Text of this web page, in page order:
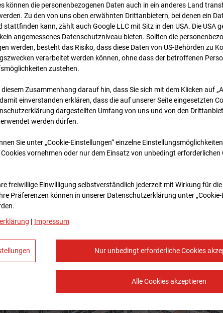
Übersicht
können die personenbezogenen Daten auch in ein anderes Land
Zu den von uns oben erwähnten Drittanbietern, bei denen ein
stattfinden kann, zählt auch Google LLC mit Sitz in den USA. Die USA
angemessenes Datenschutzniveau bieten. Sollten die
werden, besteht das Risiko, dass diese Daten von US-Behörden zu
verarbeitet werden können, ohne dass der betroffenen
zustehen.
diesem Zusammenhang darauf hin, dass Sie sich mit dem Klicken auf
ein­ver­standen erklären, dass die auf unserer Seite eingesetzten
dargestellten Umfang von uns und von den
werden dürfen.
Sie unter „Cookie-Einstellungen“ einzelne
vornehmen oder nur dem Einsatz von unbedingt erforderlichen
freiwillige Einwilligung selbstverständlich jederzeit mit Wirkung für
Prä­fe­renzen können in unserer Datenschutzerklärung unter „Cookie-
| Impressum
Nur unbedingt erforderliche Cookies
Alle Cookies akzeptieren